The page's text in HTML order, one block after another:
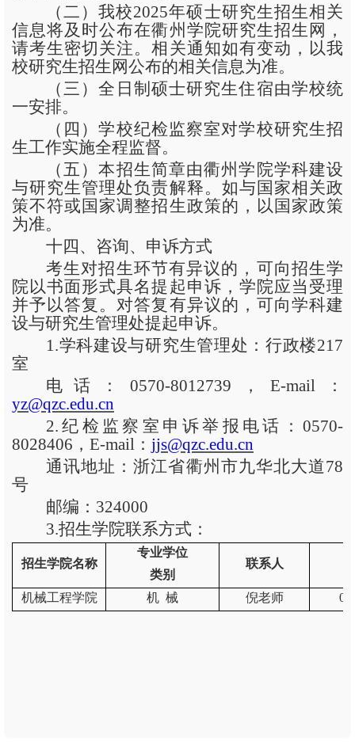
（二）我校2025年硕士研究生招生相关
信息将及时公布在衢州学院研究生招生网，
请考生密切关注。相关通知如有变动，以我
校研究生招生网公布的相关信息为准。
（三）全日制硕士研究生住宿由学校统
一安排。
（四）学校纪检监察室对学校研究生招
生工作实施全程监督。
（五）本招生简章由衢州学院学科建设
与研究生管理处负责解释。如与国家相关政
策不符或国家调整招生政策的，以国家政策
为准。
十四、咨询、申诉方式
考生对招生环节有异议的，可向招生学
院以书面形式具名提起申诉，学院应当受理
并予以答复。对答复有异议的，可向学科建
设与研究生管理处提起申诉。
1.学科建设与研究生管理处：行政楼217
室
电话： 0570-8012739，E-mail：
yz@qzc.edu.cn
2.纪检监察室申诉举报电话：0570-
8028406，E-mail： jjs@qzc.edu.cn
通讯地址：浙江省衢州市九华北大道78
号
邮编： 324000
3.招生学院联系方式：
招生学院名称
专业学位
类别
联系人
机械工程学院 机 械 倪老师